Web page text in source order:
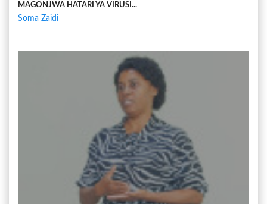
MAGONJWA HATARI YA VIRUSI...
Soma Zaidi